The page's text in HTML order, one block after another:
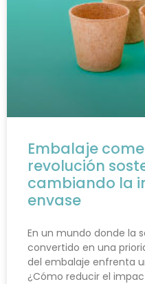
Embalaje
revolución
cambiando la
envase
En un mundo donde la
convertido en una
del embalaje enfrenta
¿Cómo reducir el